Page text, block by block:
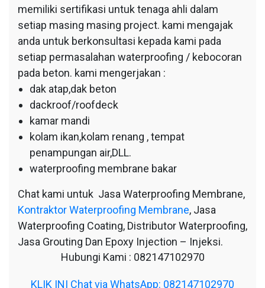
memiliki sertifikasi untuk tenaga ahli dalam
setiap masing masing project. kami mengajak
anda untuk berkonsultasi kepada kami pada
setiap permasalahan waterproofing / kebocoran
pada beton. kami mengerjakan :
dak atap,dak beton
dackroof/roofdeck
kamar mandi
kolam ikan,kolam renang , tempat
penampungan air,DLL.
waterproofing membrane bakar
Chat kami untuk Jasa Waterproofing Membrane,
Kontraktor Waterproofing Membrane, Jasa
Waterproofing Coating, Distributor Waterproofing,
Jasa Grouting Dan Epoxy Injection – Injeksi.
Hubungi Kami : 082147102970
KLIK INI Chat via WhatsApp: 082147102970